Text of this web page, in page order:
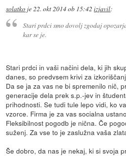
solatko je22. okt 2014 ob 15:42 izjavil:
Stari prdci smo dovolj zgodaj
kar se je.
Stari prdci in vaši načini dela, ki jih
danes, so predvsem krivi za
Da se ja za vas ne bi spremenilo nič,
generacije dela prek s.p.-jev in
prihodnosti. Se tudi tule lepo vidi, ko
vzorce. Firma je za vas socialna
Fleksibilnost pogodb je nična. Če
suženj. Za vse to je zaslužna vaša
Še dobro, da nas je nekaj, ki si svoja